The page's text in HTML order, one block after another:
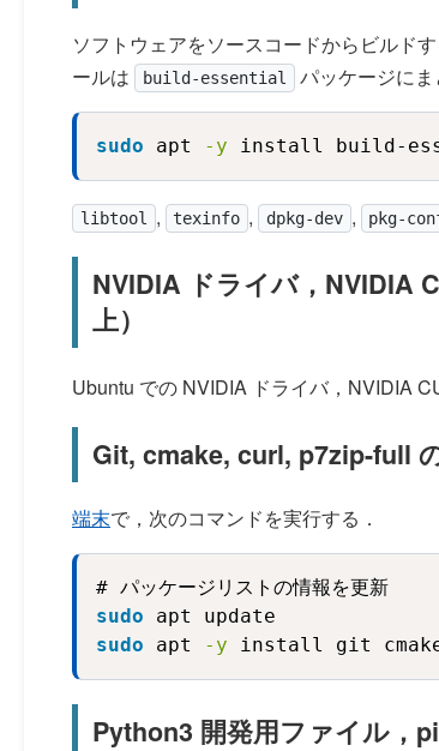
ソフトウェアをソースコードからビルド
ールは
build-essential パッケージに
sudo apt -y install build-
libtool , texinfo , dpkg-dev , pkg-
NVIDIA ドライバ，NVIDIA
上）
Ubuntu での NVIDIA ドライバ，NVIDIA
Git, cmake, curl, p7zip-full
端末で，次のコマンドを実行する．
sudo apt update
sudo apt -y install git
Python3 開発用ファイル，